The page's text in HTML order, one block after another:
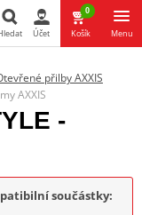
Hledat
Účet
0
Košík Menu
přilby AXXIS
AXXIS
-
součástky: